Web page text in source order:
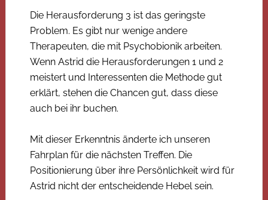
Die Herausforderung 3 ist das geringste
Problem. Es gibt nur wenige andere
Therapeuten, die mit Psychobionik arbeiten.
Wenn Astrid die Herausforderungen 1 und 2
meistert und Interessenten die Methode gut
erklärt, stehen die Chancen gut, dass diese
auch bei ihr buchen.
Mit dieser Erkenntnis änderte ich unseren
Fahrplan für die nächsten Treffen. Die
Positionierung über ihre Persönlichkeit wird für
Astrid nicht der entscheidende Hebel sein.